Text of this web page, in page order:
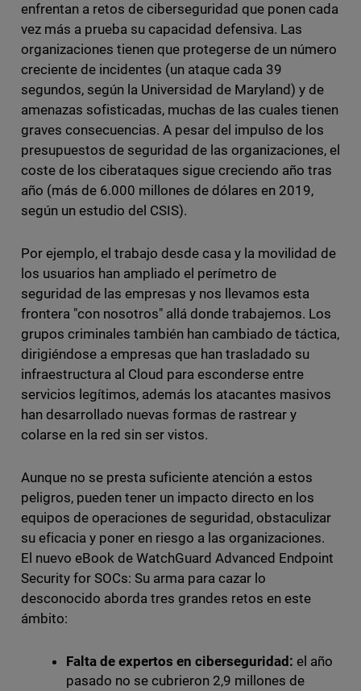
enfrentan a retos de ciberseguridad que ponen cada
vez más a prueba su capacidad defensiva. Las
organizaciones tienen que protegerse de un número
creciente de incidentes (un ataque cada 39
segundos, según la Universidad de Maryland) y de
amenazas sofisticadas, muchas de las cuales tienen
graves consecuencias. A pesar del impulso de los
presupuestos de seguridad de las organizaciones, el
coste de los ciberataques sigue creciendo año tras
año (más de 6.000 millones de dólares en 2019,
según un estudio del CSIS).
Por ejemplo, el trabajo desde casa y la movilidad de
los usuarios han ampliado el perímetro de
seguridad de las empresas y nos llevamos esta
frontera "con nosotros" allá donde trabajemos. Los
grupos criminales también han cambiado de táctica,
dirigiéndose a empresas que han trasladado su
infraestructura al Cloud para esconderse entre
servicios legítimos, además los atacantes masivos
han desarrollado nuevas formas de rastrear y
colarse en la red sin ser vistos.
Aunque no se presta suficiente atención a estos
peligros, pueden tener un impacto directo en los
equipos de operaciones de seguridad, obstaculizar
su eficacia y poner en riesgo a las organizaciones.
El nuevo eBook de WatchGuard Advanced Endpoint
Security for SOCs: Su arma para cazar lo
desconocido aborda tres grandes retos en este
ámbito:
Falta de expertos en ciberseguridad: el año
pasado no se cubrieron 2,9 millones de